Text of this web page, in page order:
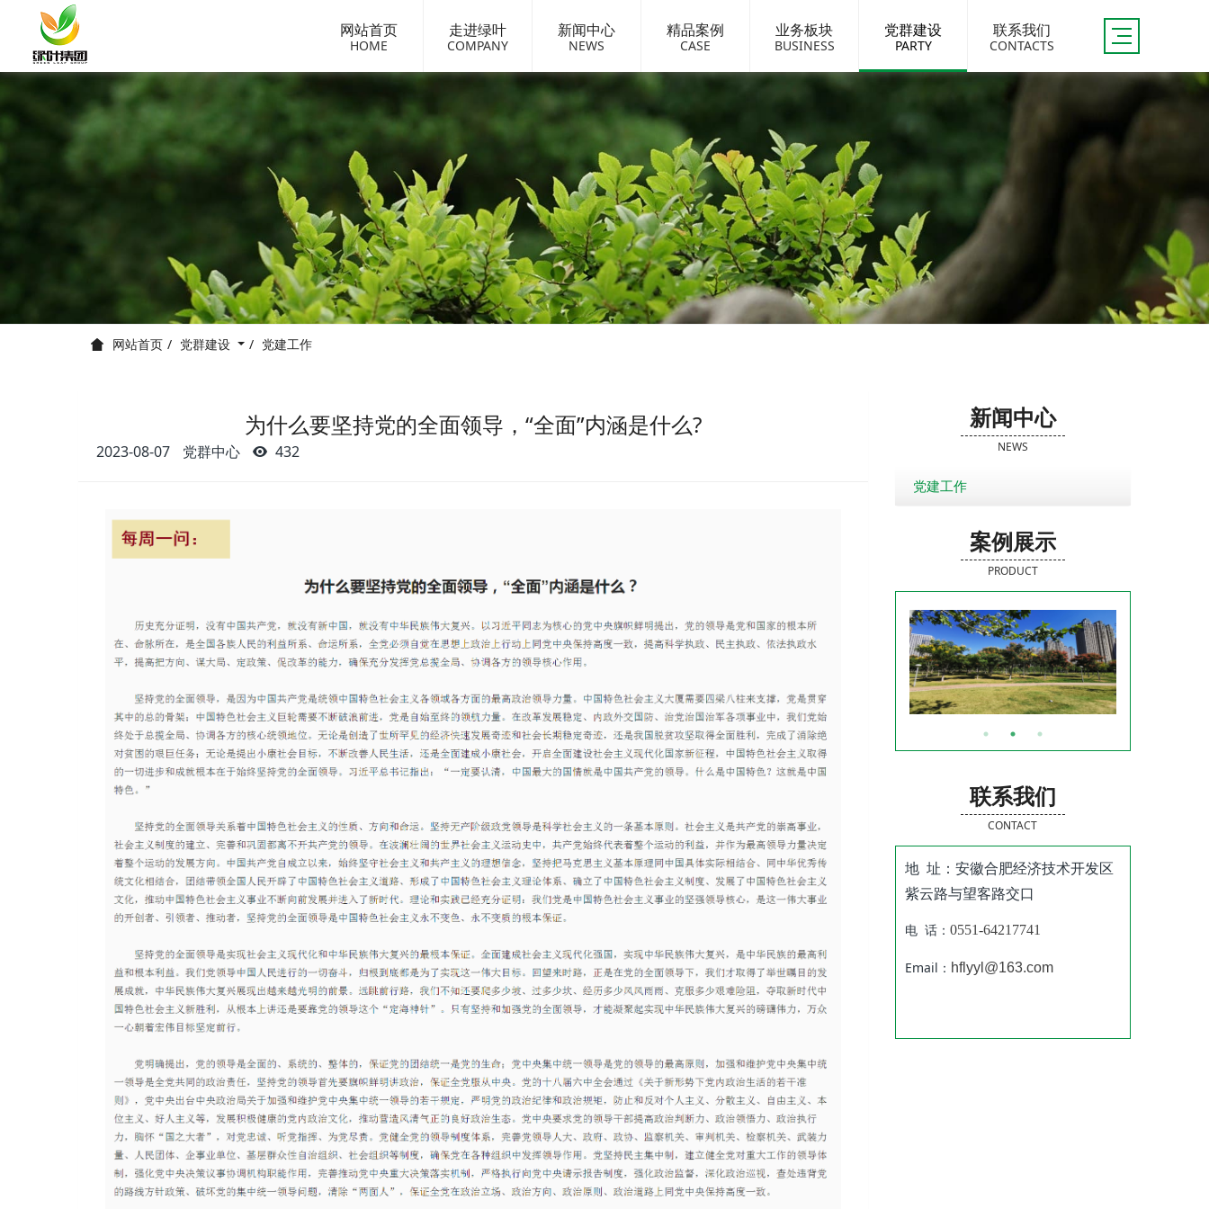
网站首页
HOME
走进绿叶
COMPANY
新闻中心
NEWS
精品案例
CASE
业务板块
BUSINESS
党群建设
PARTY
联系我们
CONTACTS
网站首页 党群建设 党建工作
为什么要坚持党的全面领导，“全面”内涵是什么?
2023-08-07 党群中心 432
新闻中心
NEWS
党建工作
案例展示
PRODUCT
联系我们
CONTACT
地 址：安徽合肥经济技术开发区
紫云路与望客路交口
电 话： 0551-64217741
Email： hflyyl@163.com